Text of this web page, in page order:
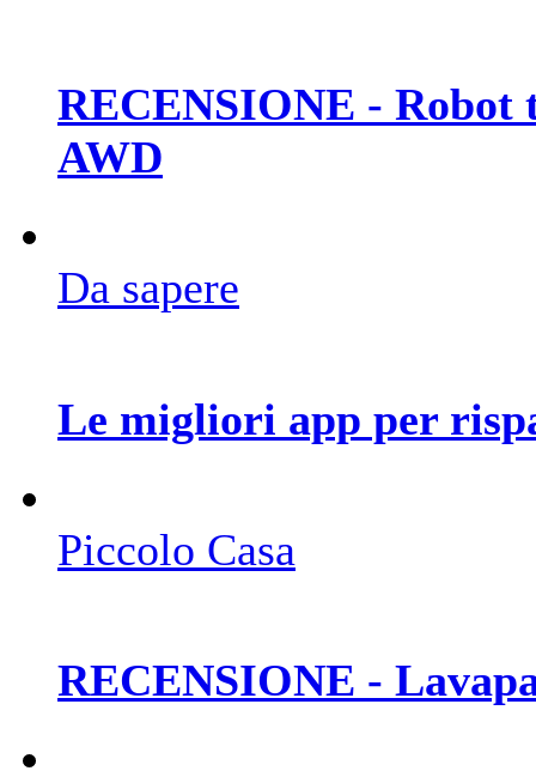
RECENSIONE -
AWD
Da sapere
Le migliori app per
Piccolo Casa
RECENSIONE -